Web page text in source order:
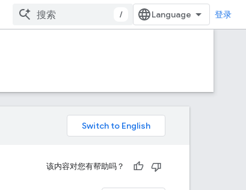
/ 登录
该内容对您有帮助吗？